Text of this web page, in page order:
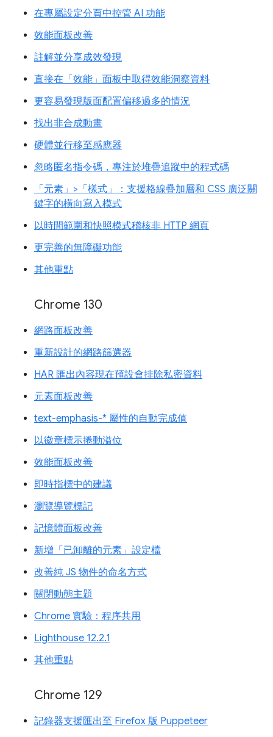
在專屬設定分頁中控管 AI 功能
效能面板改善
註解並分享成效發現
直接在「效能」面板中取得效能洞察資料
更容易發現版面配置偏移過多的情況
找出非合成動畫
硬體並行移至感應器
忽略匿名指令碼，專注於堆疊追蹤中的程式碼
「元素」>「樣式」：支援格線疊加層和 CSS 廣泛關
鍵字的橫向寫入模式
以時間範圍和快照模式稽核非 HTTP 網頁
更完善的無障礙功能
其他重點
Chrome 130
網路面板改善
重新設計的網路篩選器
HAR 匯出內容現在預設會排除私密資料
元素面板改善
text-emphasis-* 屬性的自動完成值
以徽章標示捲動溢位
效能面板改善
即時指標中的建議
瀏覽導覽標記
記憶體面板改善
新增「已卸離的元素」設定檔
改善純 JS 物件的命名方式
關閉動態主題
Chrome 實驗：程序共用
Lighthouse 12.2.1
其他重點
Chrome 129
記錄器支援匯出至 Firefox 版 Puppeteer